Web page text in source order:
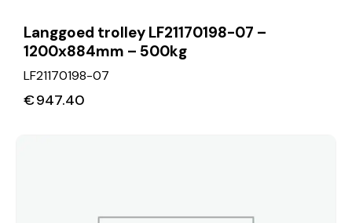
Langgoed trolley LF21170198-07 –
1200x884mm – 500kg
LF21170198-07
€947.40